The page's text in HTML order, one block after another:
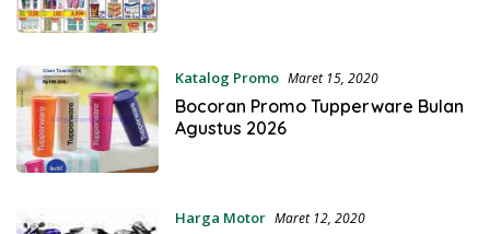
Katalog Promo Maret 15, 2020
Bocoran Promo Tupperware Bulan
Agustus 2026
Harga Motor Maret 12, 2020